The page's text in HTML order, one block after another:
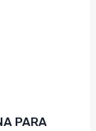
PARA